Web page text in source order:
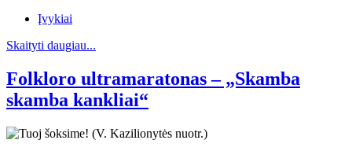
Įvykiai
Skaityti daugiau...
Folkloro ultramaratonas – „Skamba
skamba kankliai“